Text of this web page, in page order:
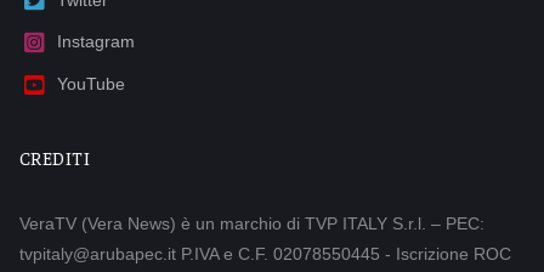
Instagram
YouTube
CREDITI
VeraTV (Vera News) è un marchio di TVP ITALY S.r.l. – PEC:
tvpitaly@arubapec.it P.IVA e C.F. 02078550445 - Iscrizione ROC